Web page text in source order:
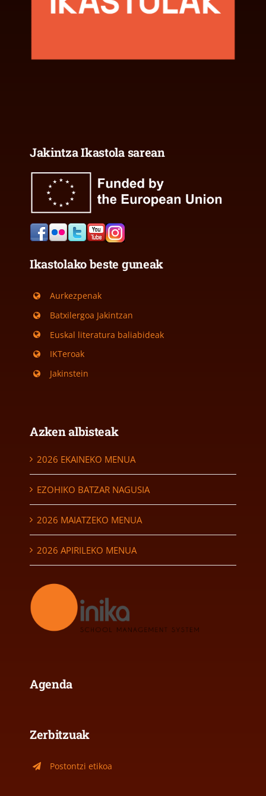
Jakintza Ikastola sarean
Ikastolako beste guneak
Aurkezpenak
Batxilergoa Jakintzan
Euskal literatura baliabideak
IKTeroak
Jakinstein
Azken albisteak
2026 EKAINEKO MENUA
EZOHIKO BATZAR NAGUSIA
2026 MAIATZEKO MENUA
2026 APIRILEKO MENUA
Agenda
Zerbitzuak
Postontzi etikoa